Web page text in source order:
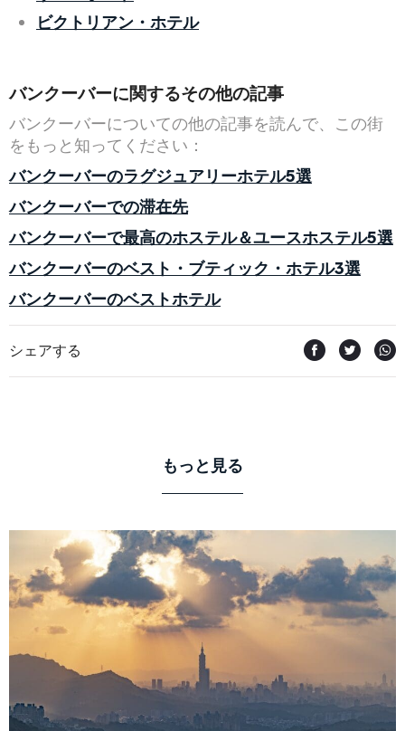
ビクトリアン・ホテル
バンクーバーに関するその他の記事
バンクーバーについての他の記事を読んで、この街
をもっと知ってください：
バンクーバーのラグジュアリーホテル5選
バンクーバーでの滞在先
バンクーバーで最高のホステル＆ユースホステル5選
バンクーバーのベスト・ブティック・ホテル3選
バンクーバーのベストホテル
シェアする
もっと見る